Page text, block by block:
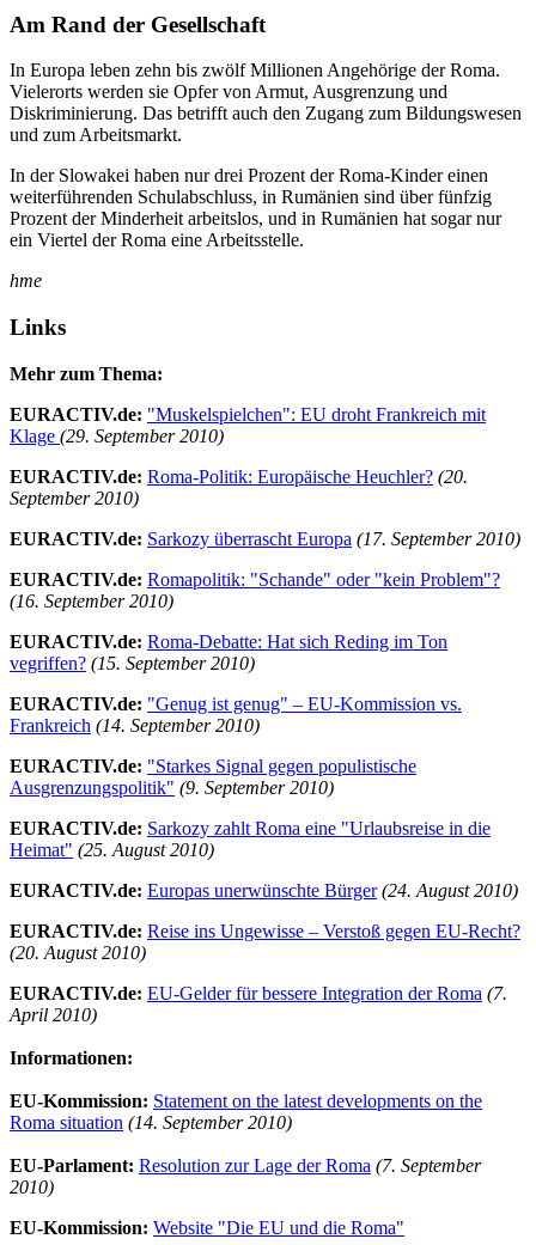
Am Rand der Gesellschaft
In Europa leben zehn bis zwölf Millionen Angehörige der Roma.
Vielerorts werden sie Opfer von Armut, Ausgrenzung und
Diskriminierung. Das betrifft auch den Zugang zum Bildungswesen
und zum Arbeitsmarkt.
In der Slowakei haben nur drei Prozent der Roma-Kinder einen
weiterführenden Schulabschluss, in Rumänien sind über fünfzig
Prozent der Minderheit arbeitslos, und in Rumänien hat sogar nur
ein Viertel der Roma eine Arbeitsstelle.
hme
Links
Mehr zum Thema:
EURACTIV.de: "Muskelspielchen": EU droht Frankreich mit
Klage (29. September 2010)
EURACTIV.de: Roma-Politik: Europäische Heuchler? (20.
September 2010)
EURACTIV.de: Sarkozy überrascht Europa (17. September 2010)
EURACTIV.de: Romapolitik: "Schande" oder "kein Problem"?
(16. September 2010)
EURACTIV.de: Roma-Debatte: Hat sich Reding im Ton
vegriffen? (15. September 2010)
EURACTIV.de: "Genug ist genug" – EU-Kommission vs.
Frankreich (14. September 2010)
EURACTIV.de: "Starkes Signal gegen populistische
Ausgrenzungspolitik" (9. September 2010)
EURACTIV.de: Sarkozy zahlt Roma eine "Urlaubsreise in die
Heimat" (25. August 2010)
EURACTIV.de: Europas unerwünschte Bürger (24. August 2010)
EURACTIV.de: Reise ins Ungewisse – Verstoß gegen EU-Recht?
(20. August 2010)
EURACTIV.de: EU-Gelder für bessere Integration der Roma (7.
April 2010)
Informationen:
EU-Kommission: Statement on the latest developments on the
Roma situation (14. September 2010)
EU-Parlament: Resolution zur Lage der Roma (7. September
2010)
EU-Kommission: Website "Die EU und die Roma"